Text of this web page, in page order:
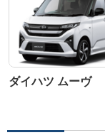
ダイハツ ムーヴ